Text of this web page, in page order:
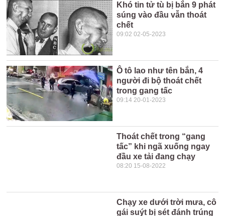
Khó tin tử tù bị bắn 9 phát
súng vào đầu vẫn thoát
chết
09:02 02-05-2023
Ô tô lao như tên bắn, 4
người đi bộ thoát chết
trong gang tấc
09:14 20-01-2023
Thoát chết trong “gang
tấc” khi ngã xuống ngay
đầu xe tải đang chạy
08:20 15-08-2022
Chạy xe dưới trời mưa, cô
gái suýt bị sét đánh trúng